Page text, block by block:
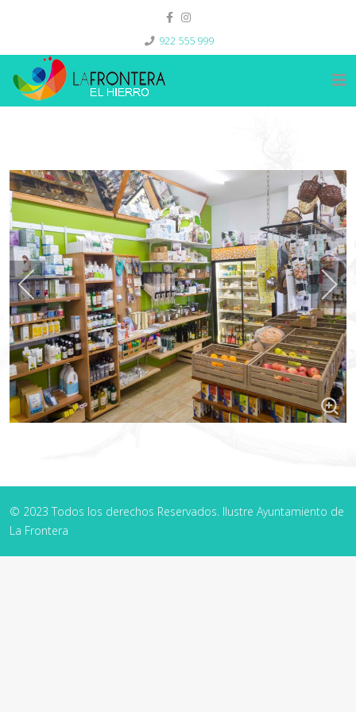
922 555 999
© 2023 Todos los derechos Reservados. Ilustre Ayuntamiento de
La Frontera